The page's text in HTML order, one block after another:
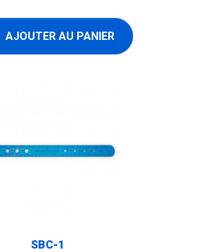
AJOUTER AU PANIER
SBC-1